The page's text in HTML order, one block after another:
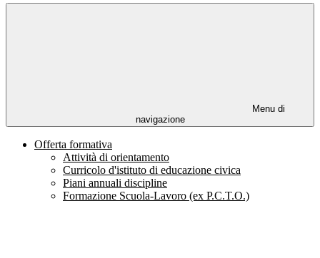
Menu di
navigazione
Offerta formativa
Attività di orientamento
Curricolo d'istituto di educazione civica
Piani annuali discipline
Formazione Scuola-Lavoro (ex P.C.T.O.)